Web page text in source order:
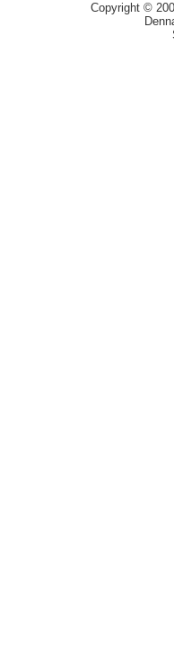
Copyright ©